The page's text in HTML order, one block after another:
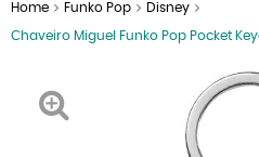
Home Funko Pop Disney
Chaveiro Miguel Funko Pop Pocket